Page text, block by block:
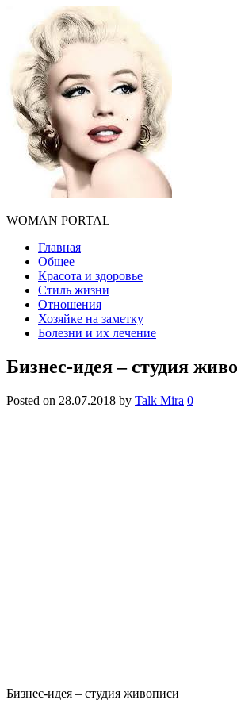
WOMAN PORTAL
Главная
Общее
Красота и здоровье
Стиль жизни
Отношения
Хозяйке на заметку
Болезни и их лечение
Бизнес-идея – студия
Posted on 28.07.2018 by Talk Mira 0
Бизнес-идея – студия живописи